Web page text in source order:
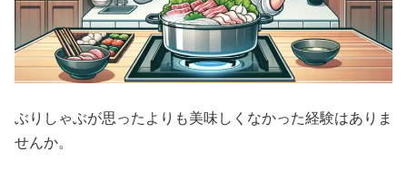
ぶりしゃぶが思ったよりも美味しくなかった経験はありま
せんか。